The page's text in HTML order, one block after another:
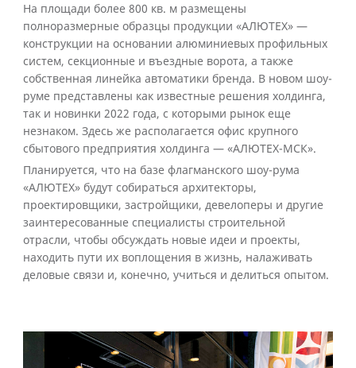
На площади более 800 кв. м размещены
полноразмерные образцы продукции «АЛЮТЕХ» —
конструкции на основании алюминиевых профильных
систем, секционные и въездные ворота, а также
собственная линейка автоматики бренда. В новом шоу-
руме представлены как известные решения холдинга,
так и новинки 2022 года, с которыми рынок еще
незнаком. Здесь же располагается офис крупного
сбытового предприятия холдинга — «АЛЮТЕХ-МСК».
Планируется, что на базе флагманского шоу-рума
«АЛЮТЕХ» будут собираться архитекторы,
проектировщики, застройщики, девелоперы и другие
заинтересованные специалисты строительной
отрасли, чтобы обсуждать новые идеи и проекты,
находить пути их воплощения в жизнь, налаживать
деловые связи и, конечно, учиться и делиться опытом.